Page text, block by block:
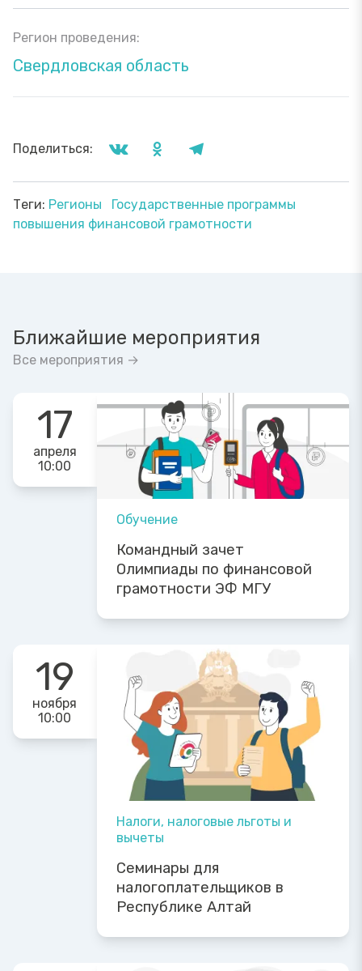
Регион проведения:
Свердловская область
Поделиться:
Теги: Регионы
Государственные программы
повышения финансовой грамотности
Ближайшие мероприятия
Все мероприятия →
17
апреля
10:00
Обучение
Командный зачет
Олимпиады по финансовой
грамотности ЭФ МГУ
19
ноября
10:00
Налоги, налоговые льготы и
вычеты
Семинары для
налогоплательщиков в
Республике Алтай